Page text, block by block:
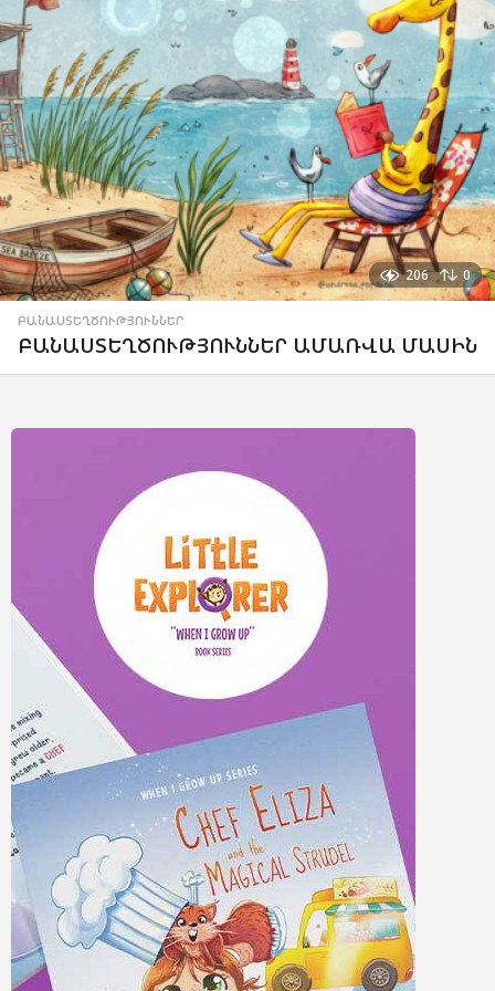
206 0
ԲԱՆԱՍՏԵՂԾՈՒԹՅՈՒՆՆԵՐ
ԲԱՆԱՍՏԵՂԾՈՒԹՅՈՒՆՆԵՐ ԱՄԱՌՎԱ ՄԱՍԻՆ